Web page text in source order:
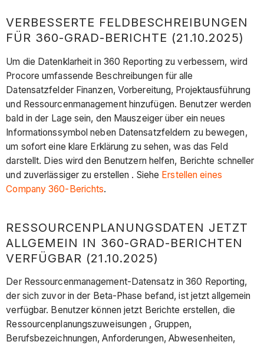
VERBESSERTE FELDBESCHREIBUNGEN
FÜR 360-GRAD-BERICHTE (21.10.2025)
Um die Datenklarheit in 360 Reporting zu verbessern, wird
Procore umfassende Beschreibungen für alle
Datensatzfelder Finanzen, Vorbereitung, Projektausführung
und Ressourcenmanagement hinzufügen. Benutzer werden
bald in der Lage sein, den Mauszeiger über ein neues
Informationssymbol neben Datensatzfeldern zu bewegen,
um sofort eine klare Erklärung zu sehen, was das Feld
darstellt. Dies wird den Benutzern helfen, Berichte schneller
und zuverlässiger zu erstellen . Siehe Erstellen eines
Company 360-Berichts.
RESSOURCENPLANUNGSDATEN JETZT
ALLGEMEIN IN 360-GRAD-BERICHTEN
VERFÜGBAR (21.10.2025)
Der Ressourcenmanagement-Datensatz in 360 Reporting,
der sich zuvor in der Beta-Phase befand, ist jetzt allgemein
verfügbar. Benutzer können jetzt Berichte erstellen, die
Ressourcenplanungszuweisungen , Gruppen,
Berufsbezeichnungen, Anforderungen, Abwesenheiten,